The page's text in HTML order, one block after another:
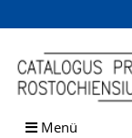
Browsen
direkt zum Inhalt
Menü